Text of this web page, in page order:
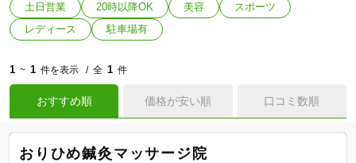
土日営業 20時以降OK 美容
スポーツ
レディース
駐車場有
1 ~ 1 件を表示 全 1 件
おすすめ順 価格が安い順 口コミ数順
おりひめ鍼灸マッサージ院